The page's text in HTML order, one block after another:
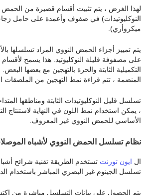
لهذا الغرض ، يتم تثبيت أقسام قصيرة من الحمض
ميكروأري).
يتم تمييز أجزاء الحمض النووي المراد تسلسلها
على مصفوفة قليلة النوكليوتيد. هذا يسمح
التكميلية الثابتة والحرة بالتهجين مع بعضها
المنضمة ، تتم قراءة نمط التهجين من الملصقات
تسلسل قليل النوكليوتيدات الثابتة ومناطقها
، يمكن استخدام نمط اللون في النهاية لاستنتاج
الأساسي للحمض النووي غير المعروف.
نظام تسلسل الحمض النووي لأشباه الموصلات
ال ايون تورنت تستخدم الطريقة تقنية شرائح
تسلسل الجينوم غير البصري المباشر باستخدام
يتم الحصول على بيانات التسلسل مباشرة من